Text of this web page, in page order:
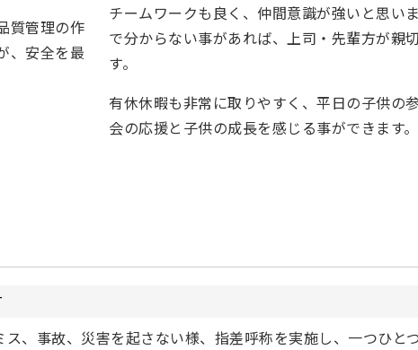
質管理の作
、安全を最
チームワークも良く、仲間意識が強いと思い
で分からない事があれば、上司・先輩方が親
す。
有休休暇も非常に取りやすく、平日の子供の
会の応援と子供の成長を感じる事ができます。
ス、事故、災害を起さない様、指差呼称を実施し、一つひと